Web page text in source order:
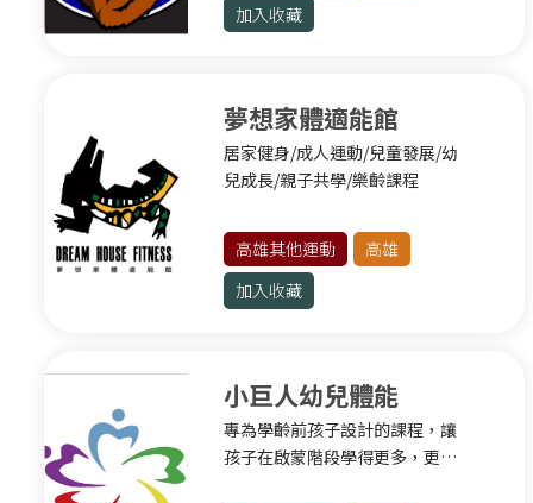
水上運動
滾軸運動
新竹其他運動
苗栗
臺中
球類運動
格鬥運動
臺中其他運動
彰化
加入收藏
夢想家體適能館
居家健身/成人運動/兒童發展/幼
兒成長/親子共學/樂齡課程
高雄其他運動
高雄
加入收藏
小巨人幼兒體能
專為學齡前孩子設計的課程，讓
孩子在啟蒙階段學得更多，更有